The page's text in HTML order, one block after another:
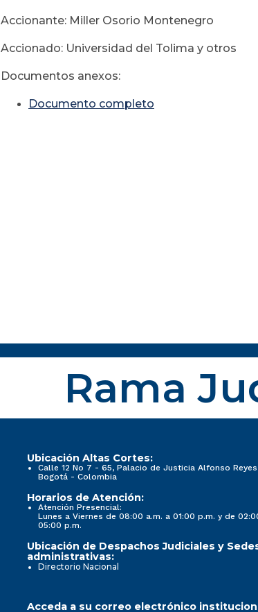
Accionante: Miller Osorio Montenegro
Accionado: Universidad del Tolima y otros
Documentos anexos:
Documento completo
Rama
Ubicación Altas Cortes:
Calle 12 No 7 - 65, Palacio de Justicia Alfonso
Bogotá - Colombia
Horarios de Atención:
Atención Presencial:
Lunes a Viernes de 08:00 a.m. a 01:00 p.m. y de
05:00 p.m.
Ubicación de Despachos Judiciales y
administrativas:
Directorio Nacional
Acceda a su correo electrónico